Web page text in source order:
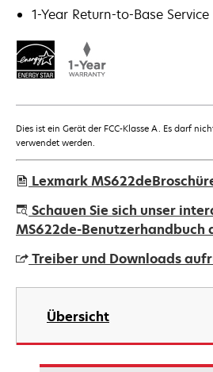
1-Year Return-to-Base Service
Dies ist ein Gerät der FCC-Klasse A. Es darf
verwendet werden.
Lexmark
wird
in
neuen
Registerkarte
Schauen Sie sich unser
MS622de-Benutzerhandbuch
Treiber und Downloads
wird
einer
neuen
Registerkarte
Übersicht